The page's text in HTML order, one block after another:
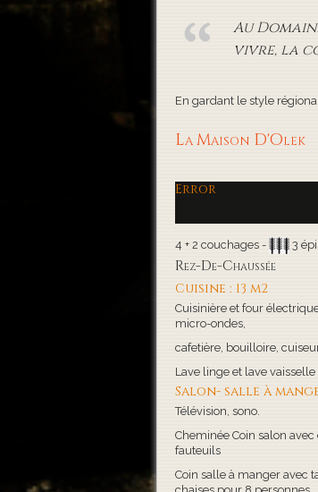
Au
vivre, la
En gardant le style
La Maison D'Olek
Error
4 + 2 couchages - 3
Rez-De-Chaussée
Cuisine : 13 m2
Cuisinière et four
micro-ondes,
cafetière, bouilloire,
Lave linge et lave vaisselle
Salon- salle à
Télévision, sono.
Cheminée Coin salon avec
fauteuils
Coin salle à manger avec